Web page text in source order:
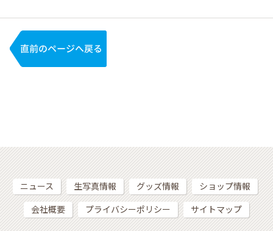
ニュース 生写真情報 グッズ情報 ショップ情報
会社概要 プライバシーポリシー サイトマップ